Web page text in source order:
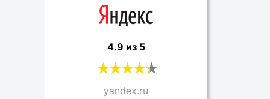
4.9 из 5
yandex.ru